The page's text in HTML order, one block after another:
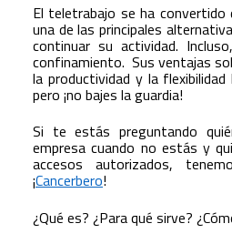
El teletrabajo se ha convertido
una de las principales
continuar su actividad.
confinamiento. Sus ventajas
la productividad y la
pero ¡no bajes la guardia!
Si te estás preguntando
empresa cuando no estás y
accesos autorizados,
¡Cancerbero!
¿Qué es? ¿Para qué sirve?